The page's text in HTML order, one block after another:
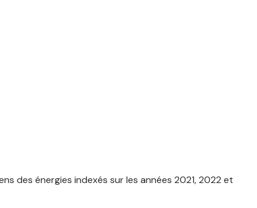
des énergies indexés sur les années 2021, 2022 et